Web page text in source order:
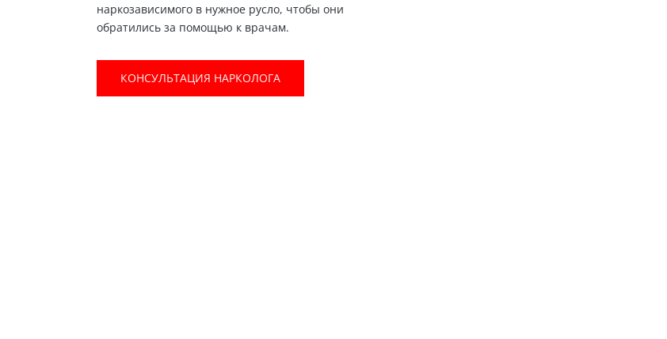
наркозависимого в нужное русло, чтобы они
обратились за помощью к врачам.
КОНСУЛЬТАЦИЯ НАРКОЛОГА